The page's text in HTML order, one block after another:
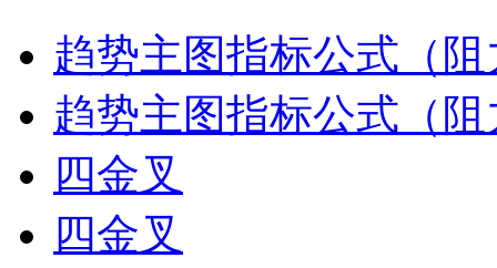
趋势主图指标公式（
趋势主图指标公式（
四金叉
四金叉